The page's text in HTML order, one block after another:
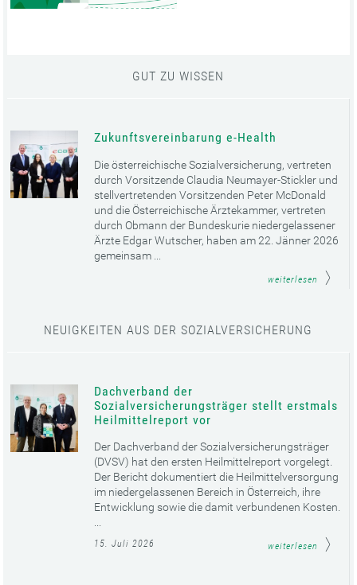
GUT ZU WISSEN
Zukunftsvereinbarung e-Health
Die österreichische Sozialversicherung, vertreten
durch Vorsitzende Claudia Neumayer-Stickler und
stellvertretenden Vorsitzenden Peter McDonald
und die Österreichische Ärztekammer, vertreten
durch Obmann der Bundeskurie niedergelassener
Ärzte Edgar Wutscher, haben am 22. Jänner 2026
gemeinsam ...
weiterlesen
NEUIGKEITEN AUS DER SOZIALVERSICHERUNG
Dachverband der
Sozialversicherungsträger stellt erstmals
Heilmittelreport vor
Der Dachverband der Sozialversicherungsträger
(DVSV) hat den ersten Heilmittelreport vorgelegt.
Der Bericht dokumentiert die Heilmittelversorgung
im niedergelassenen Bereich in Österreich, ihre
Entwicklung sowie die damit verbundenen Kosten.
15. Juli 2026 weiterlesen